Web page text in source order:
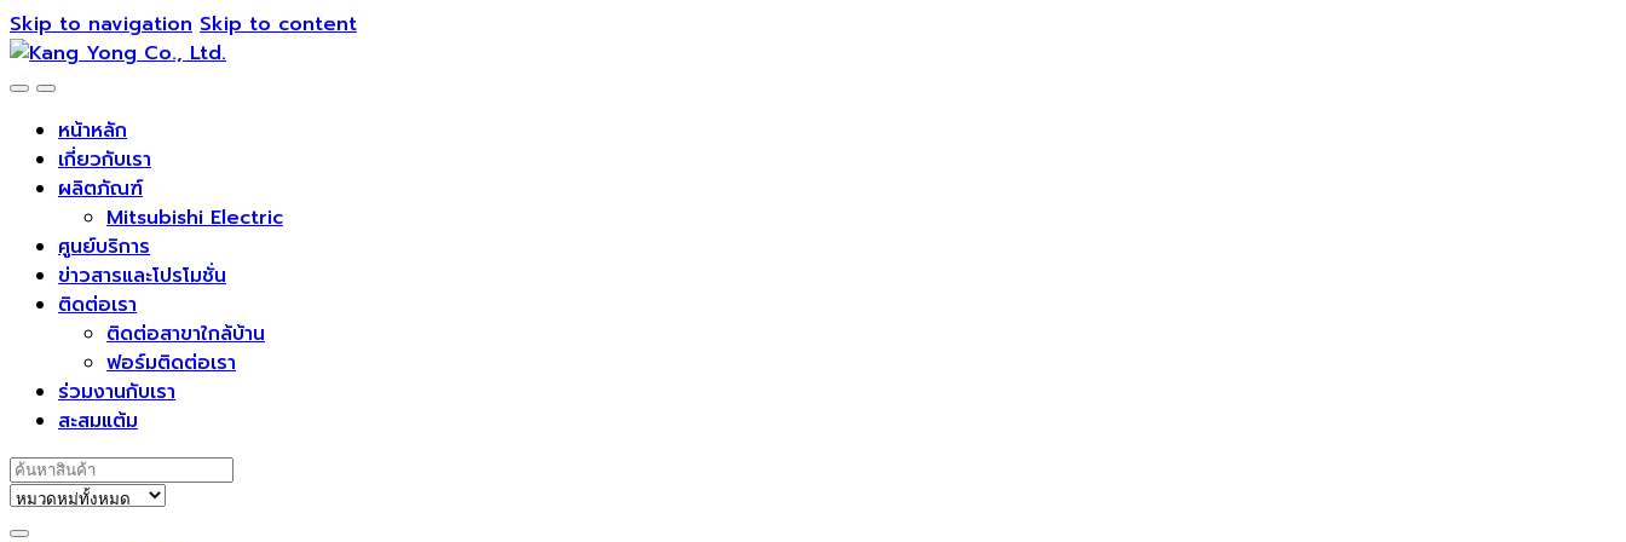
Skip to navigation Skip to content
หน้าหลัก
เกี่ยวกับเรา
ผลิตภัณฑ์
Mitsubishi Electric
ศูนย์บริการ
ข่าวสารและโปรโมชั่น
ติดต่อเรา
ติดต่อสาขาใกล้บ้าน
ฟอร์มติดต่อเรา
ร่วมงานกับเรา
สะสมแต้ม
Search for: